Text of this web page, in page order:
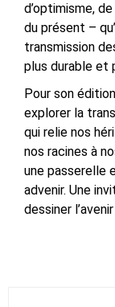
d’optimisme,
du présent –
transmission
plus durable et
Pour son
explorer la
qui relie nos
nos racines à
une passerelle
advenir. Une
dessiner